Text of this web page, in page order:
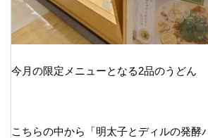
今月の限定メニューとなる2品のうどん
こちらの中から「明太子とディルの発酵